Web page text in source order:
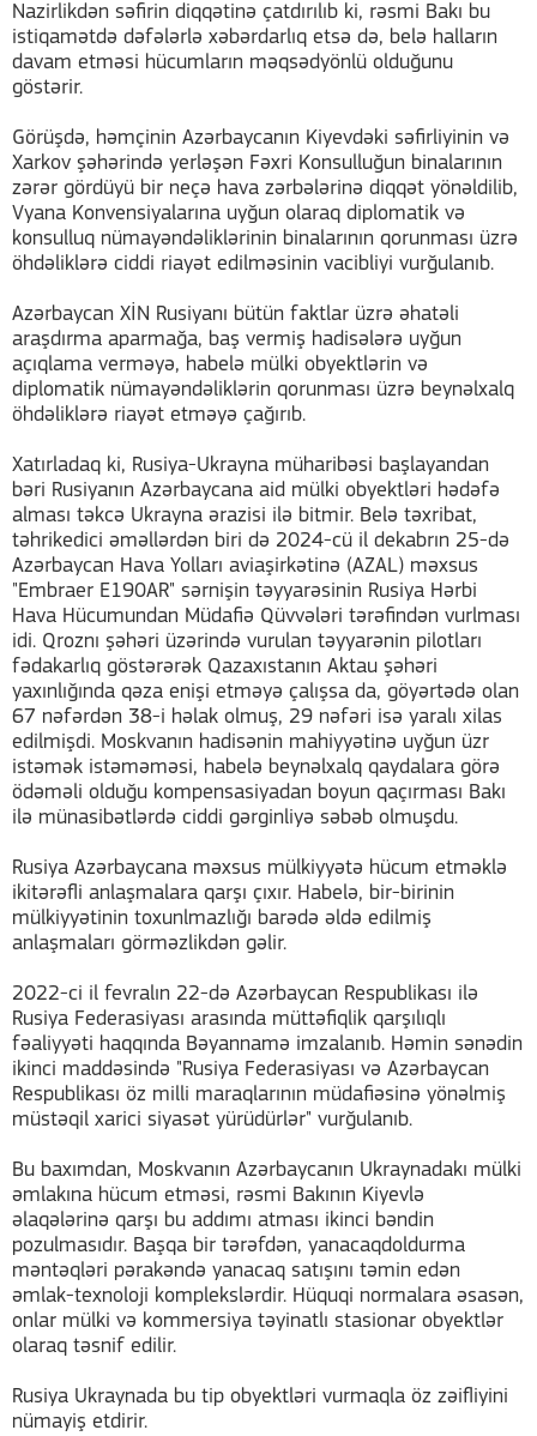
Nazirlikdən səfirin diqqətinə çatdırılıb ki, rəsmi Bakı bu
istiqamətdə dəfələrlə xəbərdarlıq etsə də, belə halların
davam etməsi hücumların məqsədyönlü olduğunu
göstərir.
Görüşdə, həmçinin Azərbaycanın Kiyevdəki səfirliyinin və
Xarkov şəhərində yerləşən Fəxri Konsulluğun binalarının
zərər gördüyü bir neçə hava zərbələrinə diqqət yönəldilib,
Vyana Konvensiyalarına uyğun olaraq diplomatik və
konsulluq nümayəndəliklərinin binalarının qorunması üzrə
öhdəliklərə ciddi riayət edilməsinin vacibliyi vurğulanıb.
Azərbaycan XİN Rusiyanı bütün faktlar üzrə əhatəli
araşdırma aparmağa, baş vermiş hadisələrə uyğun
açıqlama verməyə, habelə mülki obyektlərin və
diplomatik nümayəndəliklərin qorunması üzrə beynəlxalq
öhdəliklərə riayət etməyə çağırıb.
Xatırladaq ki, Rusiya-Ukrayna müharibəsi başlayandan
bəri Rusiyanın Azərbaycana aid mülki obyektləri hədəfə
alması təkcə Ukrayna ərazisi ilə bitmir. Belə təxribat,
təhrikedici əməllərdən biri də 2024-cü il dekabrın 25-də
Azərbaycan Hava Yolları aviaşirkətinə (AZAL) məxsus
"Embraer E190AR" sərnişin təyyarəsinin Rusiya Hərbi
Hava Hücumundan Müdafiə Qüvvələri tərəfindən vurlması
idi. Qroznı şəhəri üzərində vurulan təyyarənin pilotları
fədakarlıq göstərərək Qazaxıstanın Aktau şəhəri
yaxınlığında qəza enişi etməyə çalışsa da, göyərtədə olan
67 nəfərdən 38-i həlak olmuş, 29 nəfəri isə yaralı xilas
edilmişdi. Moskvanın hadisənin mahiyyətinə uyğun üzr
istəmək istəməməsi, habelə beynəlxalq qaydalara görə
ödəməli olduğu kompensasiyadan boyun qaçırması Bakı
ilə münasibətlərdə ciddi gərginliyə səbəb olmuşdu.
Rusiya Azərbaycana məxsus mülkiyyətə hücum etməklə
ikitərəfli anlaşmalara qarşı çıxır. Habelə, bir-birinin
mülkiyyətinin toxunlmazlığı barədə əldə edilmiş
anlaşmaları görməzlikdən gəlir.
2022-ci il fevralın 22-də Azərbaycan Respublikası ilə
Rusiya Federasiyası arasında müttəfiqlik qarşılıqlı
fəaliyyəti haqqında Bəyannamə imzalanıb. Həmin sənədin
ikinci maddəsində "Rusiya Federasiyası və Azərbaycan
Respublikası öz milli maraqlarının müdafiəsinə yönəlmiş
müstəqil xarici siyasət yürüdürlər" vurğulanıb.
Bu baxımdan, Moskvanın Azərbaycanın Ukraynadakı mülki
əmlakına hücum etməsi, rəsmi Bakının Kiyevlə
əlaqələrinə qarşı bu addımı atması ikinci bəndin
pozulmasıdır. Başqa bir tərəfdən, yanacaqdoldurma
məntəqləri pərakəndə yanacaq satışını təmin edən
əmlak-texnoloji komplekslərdir. Hüquqi normalara əsasən,
onlar mülki və kommersiya təyinatlı stasionar obyektlər
olaraq təsnif edilir.
Rusiya Ukraynada bu tip obyektləri vurmaqla öz zəifliyini
nümayiş etdirir.